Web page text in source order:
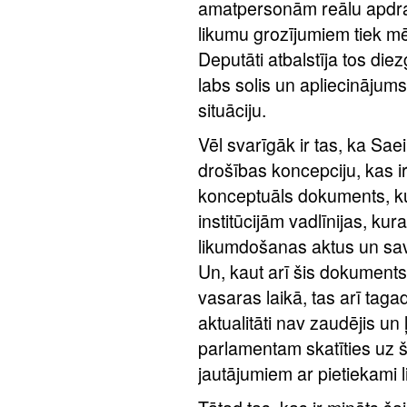
amatpersonām reālu
likumu grozījumiem tiek
Deputāti atbalstīja tos
labs solis un
situāciju.
Vēl svarīgāk ir tas, ka
drošības koncepciju, kas
konceptuāls dokuments,
institūcijām vadlīnijas,
likumdošanas aktus un
Un, kaut arī šis
vasaras laikā, tas arī
aktualitāti nav zaudējis
parlamentam skatīties uz
jautājumiem ar pietiekami